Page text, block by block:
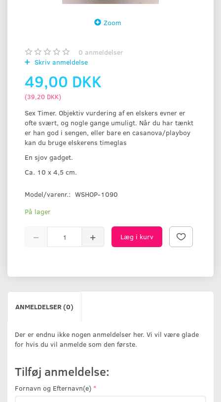
Zoom
0 anmeldelser
Skriv anmeldelse
49,00 DKK
(39,20 DKK)
Sex Timer. Objektiv vurdering af en elskers evner er
ofte svært, og nogle gange umuligt. Når du har tænkt
er han god i sengen, eller bare en casanova/playboy
kan du bruge elskerens timeglas
En sjov gadget.
Ca. 10 x 4,5 cm.
Model/varenr.: WSHOP-1090
På lager
Læg i kurv
ANMELDELSER (0)
Der er endnu ikke nogen anmeldelser her. Vi vil være glade
for hvis du vil anmelde som den første.
Tilføj anmeldelse:
Fornavn og Efternavn(e)